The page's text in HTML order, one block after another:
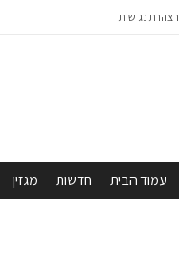
הצהרת נגישות
עמוד הבית חדשות מגזין